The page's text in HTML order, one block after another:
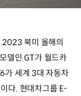
2023 북미 올해의
델인 GT가 월드카
가 세계 3대 자동차
다. 현대차그룹 E-